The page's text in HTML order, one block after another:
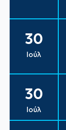
30
Ιούλ
30
Ιούλ